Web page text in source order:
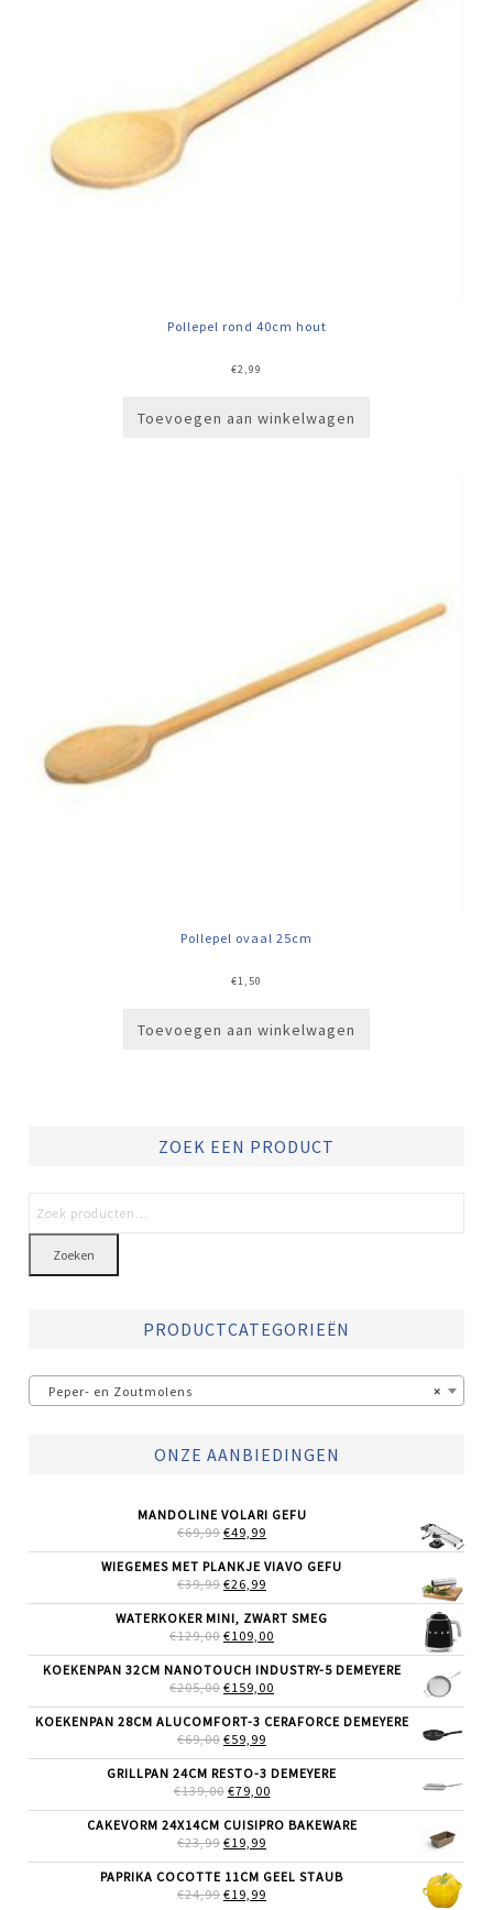
Pollepel rond 40cm hout
€2,99
Toevoegen aan winkelwagen
Pollepel ovaal 25cm
€1,50
Toevoegen aan winkelwagen
ZOEK EEN PRODUCT
Zoeken
PRODUCTCATEGORIEËN
×
Peper- en Zoutmolens
ONZE AANBIEDINGEN
MANDOLINE VOLARI GEFU
€69,99 OORSPRONKELIJKE
WAS:
€69,99.
€49,99
IS:
WIEGEMES MET PLANKJE VIAVO GEFU
€39,99 OORSPRONKELIJKE
WAS:
€39,99.
€26,99
IS:
€26,99.
WATERKOKER MINI, ZWART SMEG
€129,00 OORSPRONKELIJKE
WAS:
€129,00.
€109,00
IS:
KOEKENPAN 32CM NANOTOUCH INDUSTRY-5 DEMEYERE
€205,00 OORSPRONKELIJKE
WAS:
€205,00.
€159,00
IS:
KOEKENPAN 28CM ALUCOMFORT-3 CERAFORCE DEMEYERE
€69,00 OORSPRONKELIJKE
WAS:
€69,00.
€59,99
IS:
€59,99.
GRILLPAN 24CM RESTO-3 DEMEYERE
€139,00 OORSPRONKELIJKE
WAS:
€139,00.
€79,00HUIDIGE
IS:
CAKEVORM 24X14CM CUISIPRO BAKEWARE
€23,99 OORSPRONKELIJKE
WAS:
€23,99.
€19,99
IS:
PAPRIKA COCOTTE 11CM GEEL STAUB
€24,99 OORSPRONKELIJKE
€19,99